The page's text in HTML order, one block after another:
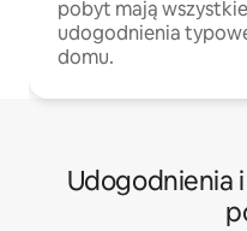
pobyt mają wszystkie
udogodnienia
domu.
Udogodnienia